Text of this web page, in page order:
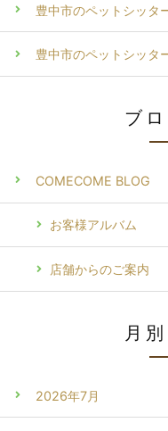
豊中市のペットシッタ
豊中市のペットシッタ
ブ
COMECOME BLOG
お客様アルバム
店舗からのご案内
月
2026年7月